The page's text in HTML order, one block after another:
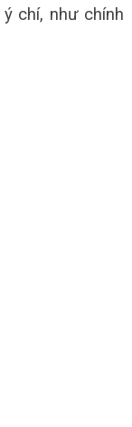
chí, như chính